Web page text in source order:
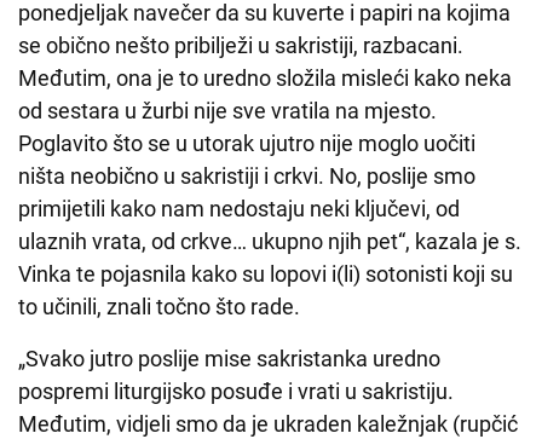
ponedjeljak navečer da su kuverte i papiri na kojima
se obično nešto pribilježi u sakristiji, razbacani.
Međutim, ona je to uredno složila misleći kako neka
od sestara u žurbi nije sve vratila na mjesto.
Poglavito što se u utorak ujutro nije moglo uočiti
ništa neobično u sakristiji i crkvi. No, poslije smo
primijetili kako nam nedostaju neki ključevi, od
ulaznih vrata, od crkve… ukupno njih pet“, kazala je s.
Vinka te pojasnila kako su lopovi i(li) sotonisti koji su
to učinili, znali točno što rade.
„Svako jutro poslije mise sakristanka uredno
pospremi liturgijsko posuđe i vrati u sakristiju.
Međutim, vidjeli smo da je ukraden kaležnjak (rupčić